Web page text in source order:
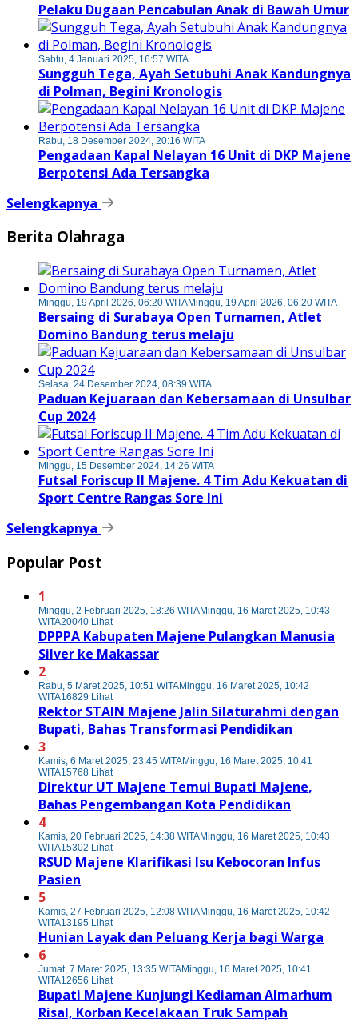
Pelaku Dugaan Pencabulan Anak di Bawah Umur
Sabtu, 4 Januari 2025, 16:57 WITA
Sungguh Tega, Ayah Setubuhi Anak Kandungnya
di Polman, Begini Kronologis
Rabu, 18 Desember 2024, 20:16 WITA
Pengadaan Kapal Nelayan 16 Unit di DKP Majene
Berpotensi Ada Tersangka
Selengkapnya
Berita Olahraga
Minggu, 19 April 2026, 06:20 WITAMinggu, 19 April 2026, 06:20 WITA
Bersaing di Surabaya Open Turnamen, Atlet
Domino Bandung terus melaju
Selasa, 24 Desember 2024, 08:39 WITA
Paduan Kejuaraan dan Kebersamaan di Unsulbar
Cup 2024
Minggu, 15 Desember 2024, 14:26 WITA
Futsal Foriscup II Majene. 4 Tim Adu Kekuatan di
Sport Centre Rangas Sore Ini
Selengkapnya
Popular Post
1
Minggu, 2 Februari 2025, 18:26 WITAMinggu, 16 Maret 2025, 10:43
WITA20040 Lihat
DPPPA Kabupaten Majene Pulangkan Manusia
Silver ke Makassar
2
Rabu, 5 Maret 2025, 10:51 WITAMinggu, 16 Maret 2025, 10:42
WITA16829 Lihat
Rektor STAIN Majene Jalin Silaturahmi dengan
Bupati, Bahas Transformasi Pendidikan
3
Kamis, 6 Maret 2025, 23:45 WITAMinggu, 16 Maret 2025, 10:41
WITA15768 Lihat
Direktur UT Majene Temui Bupati Majene,
Bahas Pengembangan Kota Pendidikan
4
Kamis, 20 Februari 2025, 14:38 WITAMinggu, 16 Maret 2025, 10:43
WITA15302 Lihat
RSUD Majene Klarifikasi Isu Kebocoran Infus
Pasien
5
Kamis, 27 Februari 2025, 12:08 WITAMinggu, 16 Maret 2025, 10:42
WITA13195 Lihat
Hunian Layak dan Peluang Kerja bagi Warga
6
Jumat, 7 Maret 2025, 13:35 WITAMinggu, 16 Maret 2025, 10:41
WITA12656 Lihat
Bupati Majene Kunjungi Kediaman Almarhum
Risal, Korban Kecelakaan Truk Sampah